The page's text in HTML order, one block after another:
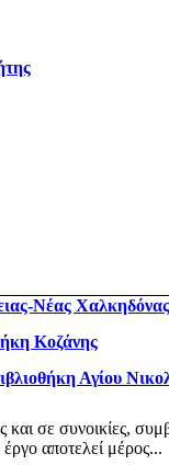
σε συνοικίες,
αποτελεί μέρος...
Νέας Χαλκηδόνας
Κοζάνης
Αγίου